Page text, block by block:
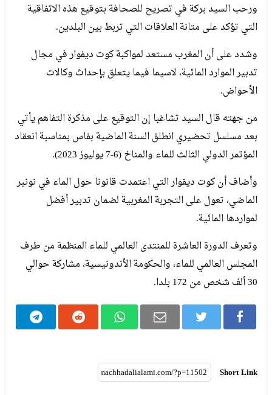
ورحب السيد بركة في تصريح للصحافة بتوقيع هذه الاتفاقية
التي تؤكد على متانة العلاقات التي تربط بين البلدين.
وشدد على أن المغرب مستعد لمواكبة كوت ديفوار في مجال
تدبير الموارد المائية، لاسيما فيما يتعلق بإحداث وكالات
الأحواض.
من جهته قال السيد تشاغبا إن التوقيع على مذكرة التفاهم يأتي
بعد مسلسل تحضيري انطلق السنة الماضية بفاس بمناسبة انعقاد
المؤتمر الدولي الثالث للماء والمناخ (6-7 يوليوز 2023).
وأضاف أن كوت ديفوار التي اعتمدت قانونا حول الماء في نونبر
الماضي، تعول على التجربة المغربية لضمان تدبير أفضل
لمواردها المائية.
وتعرف الدورة العاشرة للمنتدى العالمي للماء المنظمة من طرف
المجلس العالمي للماء، والحكومة الأندونيسية، مشاركة حوالي
30 ألف شخص من 172 بلدا.
Short Link